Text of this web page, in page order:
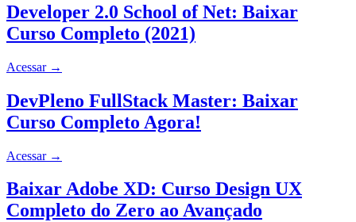
Developer 2.0 School of Net: Baixar
Curso Completo (2021)
Acessar →
DevPleno FullStack Master: Baixar
Curso Completo Agora!
Acessar →
Baixar Adobe XD: Curso Design UX
Completo do Zero ao Avançado